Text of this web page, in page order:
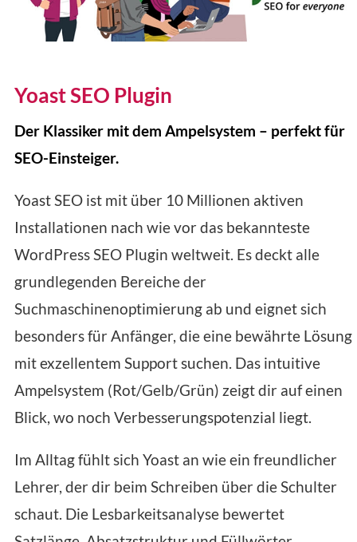
Yoast SEO Plugin
Der Klassiker mit dem Ampelsystem – perfekt für
SEO-Einsteiger.
Yoast SEO ist mit über 10 Millionen aktiven
Installationen nach wie vor das bekannteste
WordPress SEO Plugin weltweit. Es deckt alle
grundlegenden Bereiche der
Suchmaschinenoptimierung ab und eignet sich
besonders für Anfänger, die eine bewährte Lösung
mit exzellentem Support suchen. Das intuitive
Ampelsystem (Rot/Gelb/Grün) zeigt dir auf einen
Blick, wo noch Verbesserungspotenzial liegt.
Im Alltag fühlt sich Yoast an wie ein freundlicher
Lehrer, der dir beim Schreiben über die Schulter
schaut. Die Lesbarkeitsanalyse bewertet